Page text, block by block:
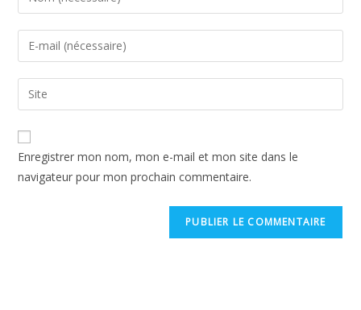
your
name
comment
Enter
your
email
address
comment
Saisir
l’URL
de
votre
(facultatif)
Enregistrer mon nom, mon e-mail et mon site dans le
navigateur pour mon prochain commentaire.